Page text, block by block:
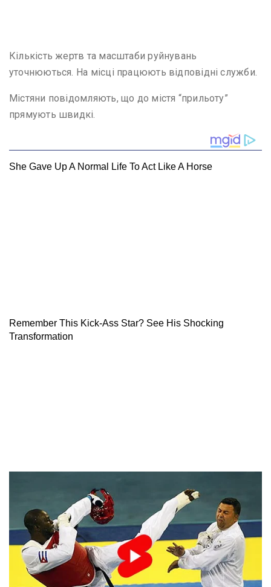
Кількість жертв та масштаби руйнувань
уточнюються. На місці працюють відповідні служби.
Містяни повідомляють, що до містя “прильоту”
прямують швидкі.